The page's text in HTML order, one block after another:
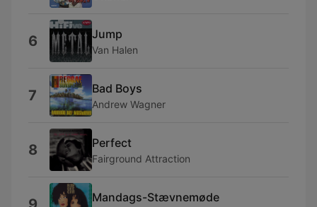
6 Jump
Van Halen
7 Bad Boys
Andrew Wagner
8 Perfect
Fairground Attraction
Mandags-Stævnemøde